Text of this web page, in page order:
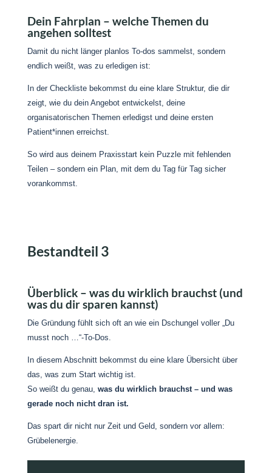
Dein Fahrplan – welche Themen du
angehen solltest
Damit du nicht länger planlos To-dos sammelst, sondern
endlich weißt, was zu erledigen ist:
In der Checkliste bekommst du eine klare Struktur, die dir
zeigt, wie du dein Angebot entwickelst, deine
organisatorischen Themen erledigst und deine ersten
Patient*innen erreichst.
So wird aus deinem Praxisstart kein Puzzle mit fehlenden
Teilen – sondern ein Plan, mit dem du Tag für Tag sicher
vorankommst.
Bestandteil 3
Überblick – was du wirklich brauchst (und
was du dir sparen kannst)
Die Gründung fühlt sich oft an wie ein Dschungel voller „Du
musst noch …“-To-Dos.
In diesem Abschnitt bekommst du eine klare Übersicht über
das, was zum Start wichtig ist.
So weißt du genau, was du wirklich brauchst – und was
gerade noch nicht dran ist.
Das spart dir nicht nur Zeit und Geld, sondern vor allem:
Grübelenergie.